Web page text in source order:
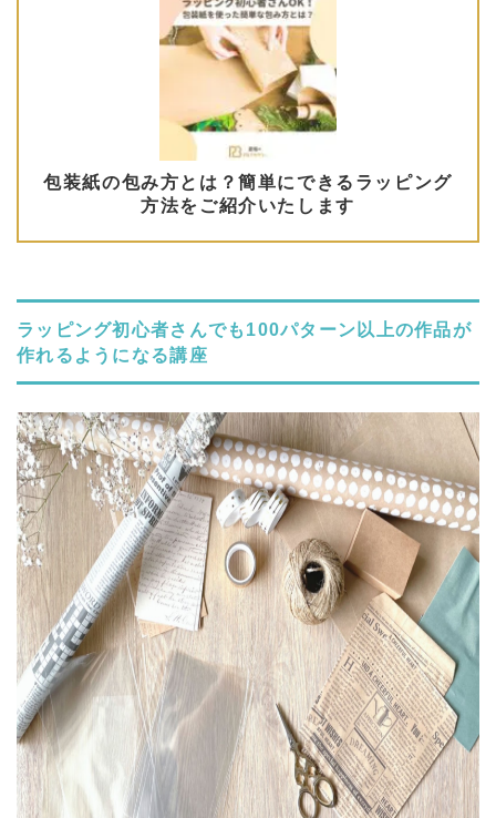
ラッピング初心者さんでも100パターン以上の作品が
作れるようになる講座